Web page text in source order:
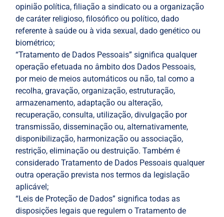
opinião política, filiação a sindicato ou a organização
de caráter religioso, filosófico ou político, dado
referente à saúde ou à vida sexual, dado genético ou
biométrico;
“Tratamento de Dados Pessoais” significa qualquer
operação efetuada no âmbito dos Dados Pessoais,
por meio de meios automáticos ou não, tal como a
recolha, gravação, organização, estruturação,
armazenamento, adaptação ou alteração,
recuperação, consulta, utilização, divulgação por
transmissão, disseminação ou, alternativamente,
disponibilização, harmonização ou associação,
restrição, eliminação ou destruição. Também é
considerado Tratamento de Dados Pessoais qualquer
outra operação prevista nos termos da legislação
aplicável;
“Leis de Proteção de Dados” significa todas as
disposições legais que regulem o Tratamento de